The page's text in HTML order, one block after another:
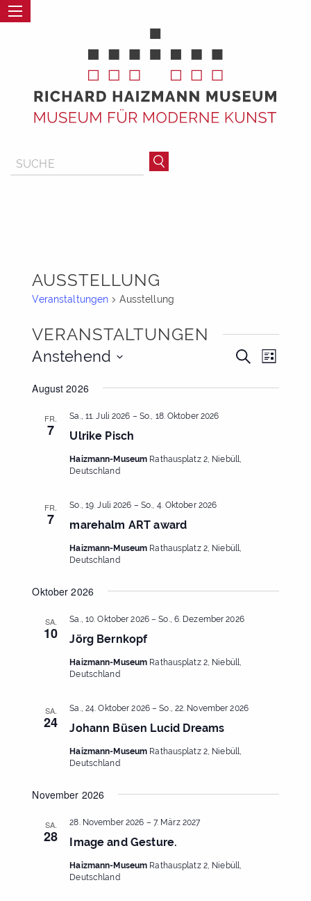
AUSSTELLUNG
Veranstaltungen Ausstellung
VERANSTALTUNGEN
Suche
Liste
Anstehend
wählen.
August 2026
FR.
7 Ulrike Pisch
Sa., 11. Juli 2026 – So., 18. Oktober 2026
Haizmann-Museum Rathausplatz 2, Niebüll,
Deutschland
FR.
7 marehalm ART award
So., 19. Juli 2026 – So., 4. Oktober 2026
Haizmann-Museum Rathausplatz 2, Niebüll,
Deutschland
Oktober 2026
SA.
10 Jörg Bernkopf
Sa., 10. Oktober 2026–So., 6. Dezember 2026
Haizmann-Museum Rathausplatz 2, Niebüll,
Deutschland
SA.
24 Johann Büsen Lucid Dreams
Sa., 24. Oktober 2026–So., 22. November 2026
Haizmann-Museum Rathausplatz 2, Niebüll,
Deutschland
November 2026
SA.
28 Image and Gesture.
28. November 2026 – 7. März 2027
Haizmann-Museum Rathausplatz 2, Niebüll,
Deutschland